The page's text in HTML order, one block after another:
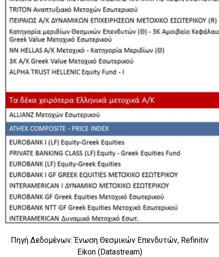
Πηγή Δεδομένων: Ένωση Θεσμικών Επενδυτών, Refinitiv
Eikon (Datastream)